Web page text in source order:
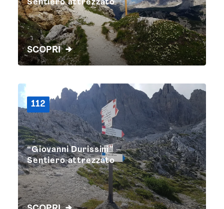
Sentiero attrezzato
SCOPRI
112
“Giovanni Durissini” –
Sentiero attrezzato